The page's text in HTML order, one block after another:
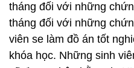
tháng đối với những
tháng đối với những
viên se làm đồ án tốt
khóa học. Những sinh